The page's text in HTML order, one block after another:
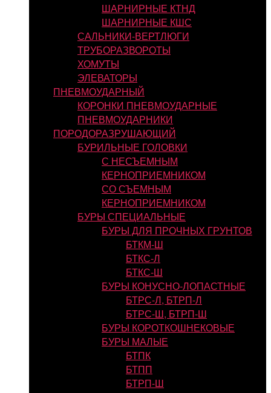
ШАРНИРНЫЕ КТНД
ШАРНИРНЫЕ КШС
САЛЬНИКИ-ВЕРТЛЮГИ
ТРУБОРАЗВОРОТЫ
ХОМУТЫ
ЭЛЕВАТОРЫ
ПНЕВМОУДАРНЫЙ
КОРОНКИ ПНЕВМОУДАРНЫЕ
ПНЕВМОУДАРНИКИ
ПОРОДОРАЗРУШАЮЩИЙ
БУРИЛЬНЫЕ ГОЛОВКИ
С НЕСЪЕМНЫМ
КЕРНОПРИЕМНИКОМ
СО СЪЕМНЫМ
КЕРНОПРИЕМНИКОМ
БУРЫ СПЕЦИАЛЬНЫЕ
БУРЫ ДЛЯ ПРОЧНЫХ ГРУНТОВ
БТКМ-Ш
БТКС-Л
БТКС-Ш
БУРЫ КОНУСНО-ЛОПАСТНЫЕ
БТРС-Л, БТРП-Л
БТРС-Ш, БТРП-Ш
БУРЫ КОРОТКОШНЕКОВЫЕ
БУРЫ МАЛЫЕ
БТПК
БТПП
БТРП-Ш